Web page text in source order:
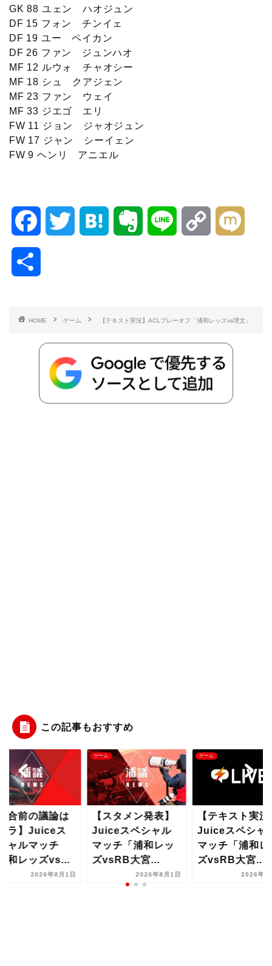
GK 88 ユェン ハオジュン
DF 15 フォン チンイェ
DF 19 ユー ペイカン
DF 26 ファン ジュンハオ
MF 12 ルウォ チャオシー
MF 18 シュ クアジェン
MF 23 ファン ウェイ
MF 33 ジエゴ エリ
FW 11 ジョン ジャオジュン
FW 17 ジャン シーイェン
FW 9 ヘンリ アニエル
e a o i
HOME ゲーム 【テキスト実況】ACLプレーオフ「浦和レッズvs理文」
この記事もおすすめ
合前の議論は
ラ】Juiceス
ャルマッチ
和レッズvs...
2026年8月1日
ゲーム
【スタメン発表】
Juiceスペシャル
マッチ「浦和レッ
ズvsRB大宮...
2026年8月1日
ゲーム
【テキスト実況
Juiceスペシャ
マッチ「浦和レ
ズvsRB大宮...
2026年8